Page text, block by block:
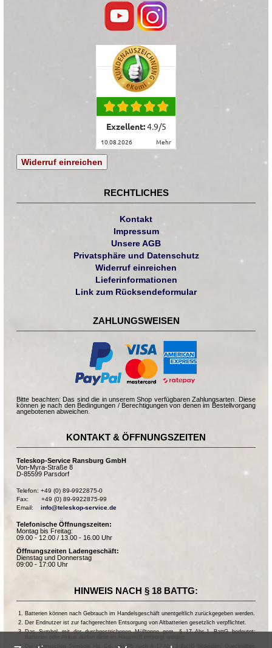
Exzellent:4.9/5
10.08.2026 mehr
Widerruf einreichen
RECHTLICHES
Kontakt
Impressum
Unsere AGB
Privatsphäre und Datenschutz
Widerruf einreichen
Lieferinformationen
Link zum Rücksendeformular
ZAHLUNGSWEISEN
Bitte beachten: Das sind die in unserem Shop verfügbaren Zahlungsarten. Diese
können je nach den Bedingungen / Berechtigungen von denen im Bestellvorgang
angebotenen abweichen.
KONTAKT & ÖFFNUNGSZEITEN
Teleskop-Service Ransburg GmbH
Von-Myra-Straße 8
D-85599 Parsdorf
Telefon: +49 (0) 89-9922875-0
Fax:       +49 (0) 89-9922875-99
Email: info@teleskop-service.de
Telefonische Öffnungszeiten:
Montag bis Freitag:
09.00 - 12.00 / 13.00 - 16.00 Uhr
Öffnungszeiten Ladengeschäft:
Dienstag und Donnerstag
09:00 - 17:00 Uhr
HINWEIS NACH § 18 BATTG:
Batterien können nach Gebrauch im Handelsgeschäft unentgeltlich zurückgegeben werden.
Der Endnutzer ist zur fachgerechten Entsorgung von Altbatterien gesetzlich verpflichtet.
Das Symbol mit der durchgestrichenen Mülltonne gem. § 17 Abs.1 BattG bedeutet:
Die chemischen Symbole Hg, Cd, und Pb nach § 17 Abs.3 BattG bedeuten: Quecksilber,